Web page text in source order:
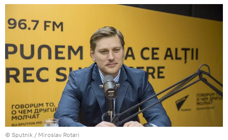
© Sputnik / Miroslav Rotari